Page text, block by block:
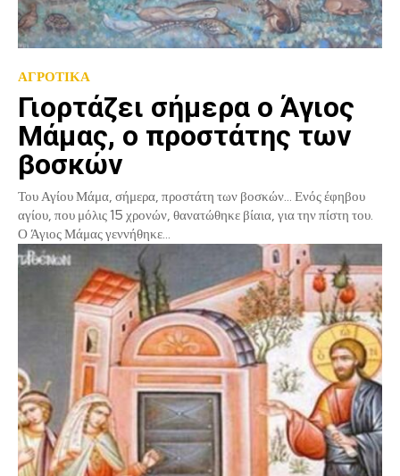
ΑΓΡΟΤΙΚΑ
Γιορτάζει σήμερα ο Άγιος
Μάμας, ο προστάτης των
βοσκών
Του Αγίου Μάμα, σήμερα, προστάτη των βοσκών… Ενός έφηβου
αγίου, που μόλις 15 χρονών, θανατώθηκε βίαια, για την πίστη του.
Ο Άγιος Μάμας γεννήθηκε...